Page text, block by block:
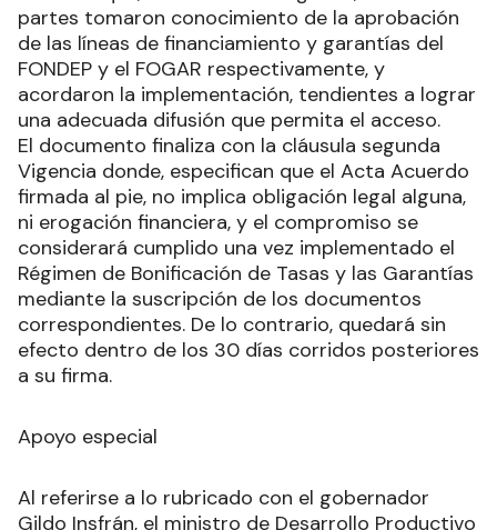
hasta un 50% del monto total del dicho cupo.
En tanto que, en la cláusula segunda, ambas
partes tomaron conocimiento de la aprobación
de las líneas de financiamiento y garantías del
FONDEP y el FOGAR respectivamente, y
acordaron la implementación, tendientes a lograr
una adecuada difusión que permita el acceso.
El documento finaliza con la cláusula segunda
Vigencia donde, especifican que el Acta Acuerdo
firmada al pie, no implica obligación legal alguna,
ni erogación financiera, y el compromiso se
considerará cumplido una vez implementado el
Régimen de Bonificación de Tasas y las Garantías
mediante la suscripción de los documentos
correspondientes. De lo contrario, quedará sin
Apoyo especial